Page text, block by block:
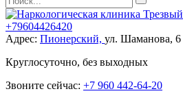
+79604426420
Адрес: Пионерский, ул. Шаманова, 6
Круглосуточно, без выходных
Звоните сейчас: +7 960 442-64-20